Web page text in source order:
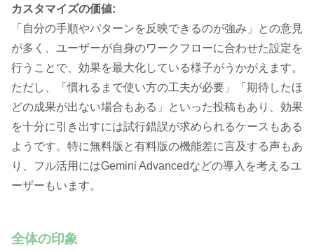
カスタマイズの価値:
「自分の手順やパターンを反映できるのが強み」との意見
が多く、ユーザーが自身のワークフローに合わせた設定を
行うことで、効果を最大化している様子がうかがえます。
ただし、「慣れるまで使い方の工夫が必要」「期待したほ
どの成果が出ない場合もある」といった投稿もあり、効果
を十分に引き出すには試行錯誤が求められるケースもある
ようです。特に無料版と有料版の機能差に言及する声もあ
り、フル活用にはGemini Advancedなどの導入を考えるユ
ーザーもいます。
全体の印象